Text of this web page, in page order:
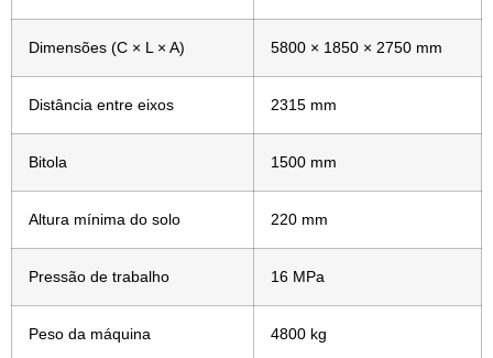
Dimensões (C × L × A) 5800 × 1850 × 2750 mm
Distância entre eixos 2315 mm
Bitola 1500 mm
Altura mínima do solo 220 mm
Pressão de trabalho 16 MPa
Peso da máquina 4800 kg